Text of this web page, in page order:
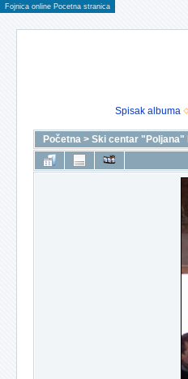
Fojnica online Pocetna stranica
Spisak albuma
Početna > Ski centar "Poljana"